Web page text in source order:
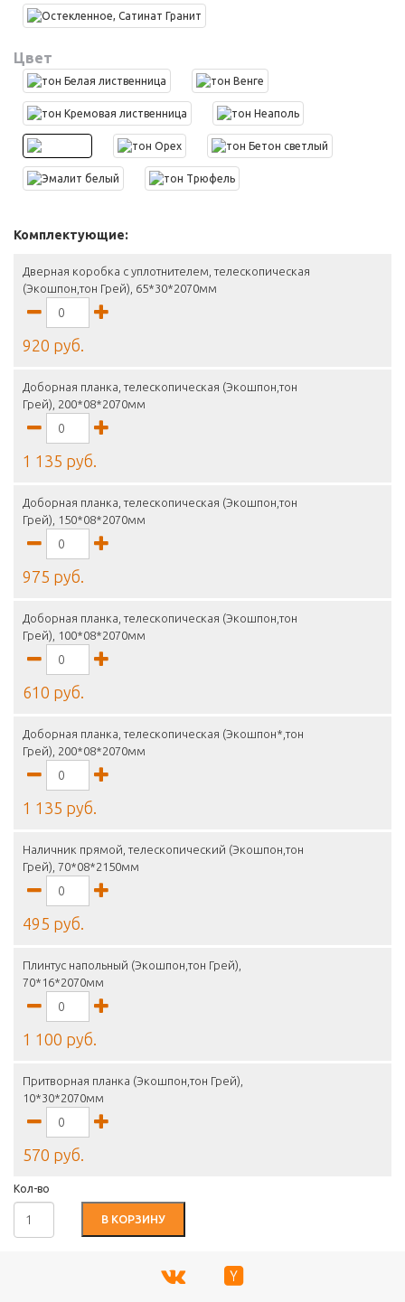
Цвет
Комплектующие:
Дверная коробка с уплотнителем, телескопическая
(Экошпон,тон Грей), 65*30*2070мм
920 руб.
Доборная планка, телескопическая (Экошпон,тон
Грей), 200*08*2070мм
1 135 руб.
Доборная планка, телескопическая (Экошпон,тон
Грей), 150*08*2070мм
975 руб.
Доборная планка, телескопическая (Экошпон,тон
Грей), 100*08*2070мм
610 руб.
Доборная планка, телескопическая (Экошпон*,тон
Грей), 200*08*2070мм
1 135 руб.
Наличник прямой, телескопический (Экошпон,тон
Грей), 70*08*2150мм
495 руб.
Плинтус напольный (Экошпон,тон Грей),
70*16*2070мм
1 100 руб.
Притворная планка (Экошпон,тон Грей),
10*30*2070мм
570 руб.
Кол-во
В КОРЗИНУ